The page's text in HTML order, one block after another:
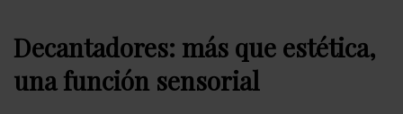
Decantadores: más que estética,
una función sensorial